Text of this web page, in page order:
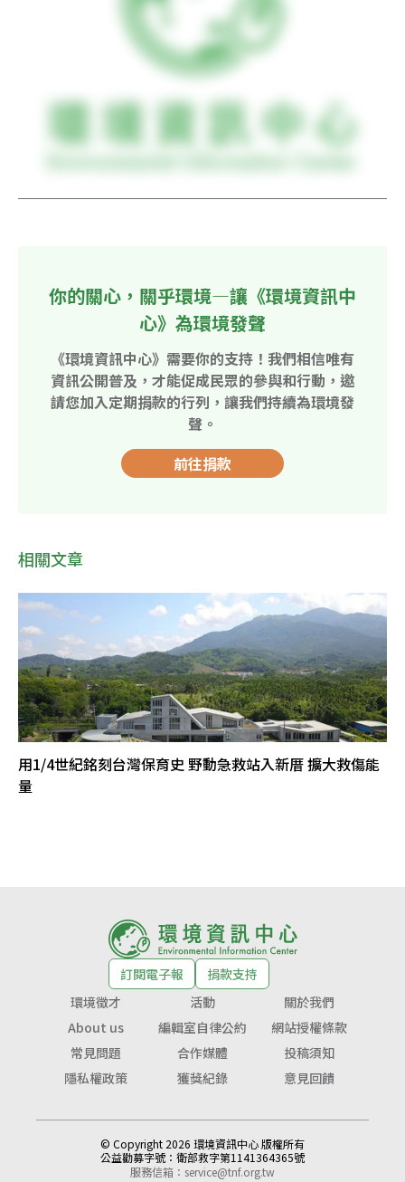
你的關心，關乎環境—讓《環境資訊中
心》為環境發聲
《環境資訊中心》需要你的支持！我們相信唯有
資訊公開普及，才能促成民眾的參與和行動，邀
請您加入定期捐款的行列，讓我們持續為環境發
聲。
前往捐款
相關文章
用1/4世紀銘刻台灣保育史 野動急救站入新厝 擴大救傷能
量
訂閱電子報
捐款支持
環境徵才
活動
關於我們
About us
編輯室自律公約
網站授權條款
常見問題
合作媒體
投稿須知
隱私權政策
獲獎紀錄 意見回饋
© Copyright 2026 環境資訊中心 版權所有
公益勸募字號： 衛部救字第1141364365號
服務信箱： service@tnf.org.tw